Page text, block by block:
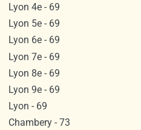
Lyon 4e - 69
Lyon 5e - 69
Lyon 6e - 69
Lyon 7e - 69
Lyon 8e - 69
Lyon 9e - 69
Lyon - 69
Chambery - 73